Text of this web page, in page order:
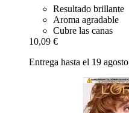
Resultado brillante
Aroma agradable
Cubre las canas
10,09 €
Entrega hasta el 19 agosto